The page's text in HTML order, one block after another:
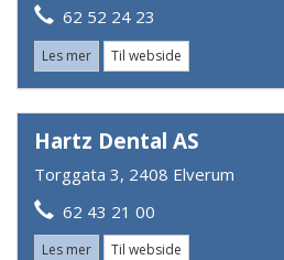
62 52 24 23
Les mer Til webside
Hartz Dental AS
Torggata 3, 2408 Elverum
62 43 21 00
Les mer Til webside